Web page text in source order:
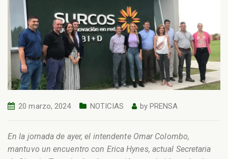
20 marzo, 2024 NOTICIAS by PRENSA
En la jornada de ayer, el intendente Omar Colombo,
mantuvo un encuentro con Erica Hynes, actual Secretaria